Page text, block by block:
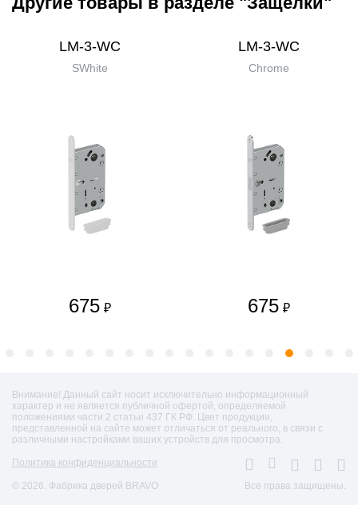
LM-3-WC
SWhite
675 ₽
LM-3-WC
Chrome
675 ₽
Внимание! Данный сайт носит исключительно информационный
характер и не является публичной офертой, определяемой
положениями части 2 статьи 437 ГК РФ. Цвет продукции,
представленной на сайте может отличаться от реального, в связи с
различными настройками ваших устройств для просмотра.
Политика конфиденциальности
© 2026. Фабрика дверей BRAVO Все права защищены.